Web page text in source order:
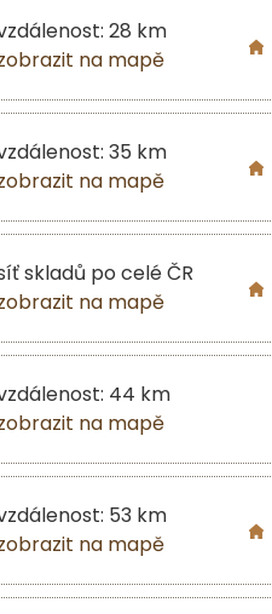
28 km
na mapě
35 km
na mapě
skladů po celé ČR
na mapě
44 km
na mapě
53 km
na mapě